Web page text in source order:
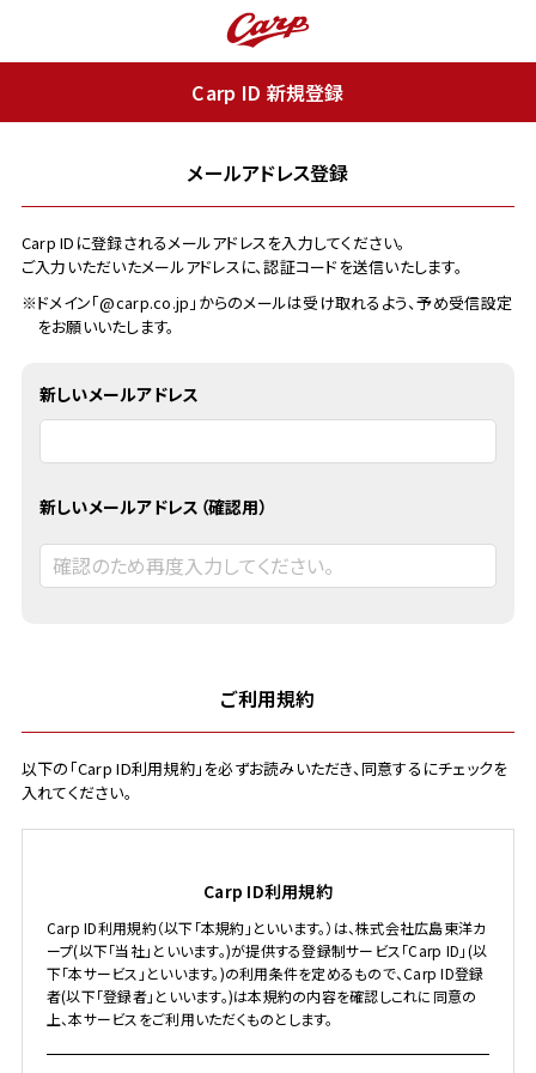
Carp ID 新規登録
メールアドレス登録
Carp IDに登録されるメールアドレスを入力してください。
ご入力いただいたメールアドレスに、認証コードを送信いたします。
※ドメイン「@carp.co.jp」からのメールは受け取れるよう、予め受信設定
をお願いいたします。
新しいメールアドレス
新しいメールアドレス（確認用）
ご利用規約
以下の「Carp ID利用規約」を必ずお読みいただき、同意するにチェックを
入れてください。
Carp ID利用規約
Carp ID利用規約（以下「本規約」といいます。）は、株式会社広島東洋カ
ープ(以下「当社」といいます。)が提供する登録制サービス「Carp ID」(以
下「本サービス」といいます。)の利用条件を定めるもので、Carp ID登録
者(以下「登録者」といいます。)は本規約の内容を確認しこれに同意の
上、本サービスをご利用いただくものとします。